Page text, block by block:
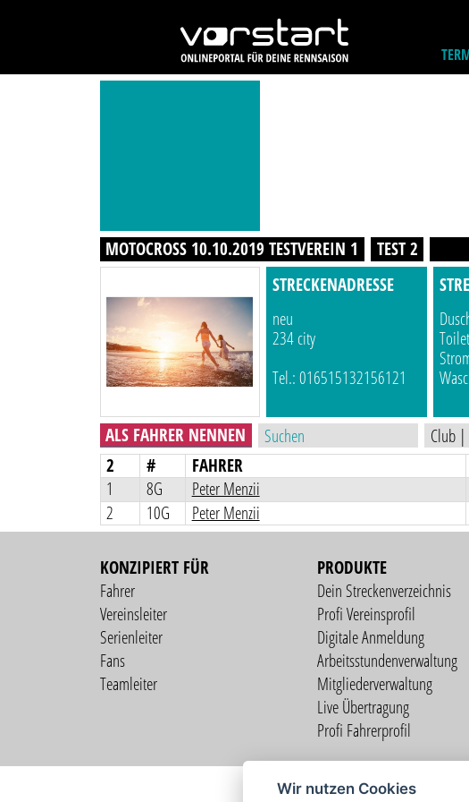
MOTOCROSS 10.10.2019 TESTVEREIN 1 TEST 2
STRECKENADRESSE
neu
234 city
Tel.: 016515132156121
ALS FAHRER NENNEN
2
# FAHRER
1
8G Peter Menzii
2
10G Peter Menzii
KONZIPIERT FÜR
Fahrer
Vereinsleiter
Serienleiter
Fans
Teamleiter
PRODUKTE
Dein Streckenverzeichnis
Profi Vereinsprofil
Digitale Anmeldung
Arbeitsstundenverwaltung
Mitgliederverwaltung
Live Übertragung
Profi Fahrerprofil
Wir nutzen Cookies